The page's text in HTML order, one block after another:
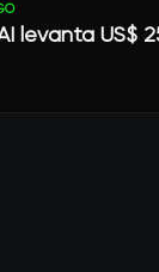
levanta US$